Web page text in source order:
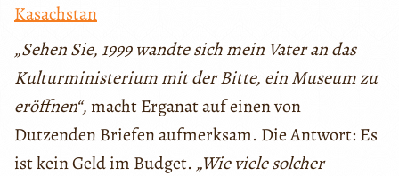
Kasachstan
„Sehen Sie, 1999 wandte sich mein Vater an das
Kulturministerium mit der Bitte, ein Museum zu
eröffnen“,macht Erganat auf einen von
Dutzenden Briefen aufmerksam. Die Antwort: Es
ist kein Geld im Budget. „Wie viele solcher